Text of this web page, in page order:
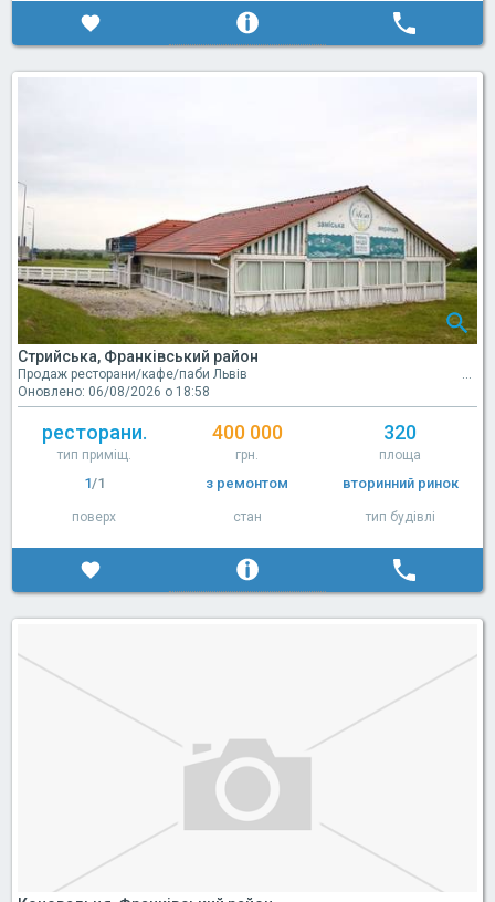
Стрийська, Франківський район
Продаж ресторани/кафе/паби Львів
Оновлено: 06/08/2026 о 18:58
ресторани.
тип приміщ.
400 000
грн.
320
площа
1/1
поверх
з ремонтом
стан
вторинний ринок
тип будівлі